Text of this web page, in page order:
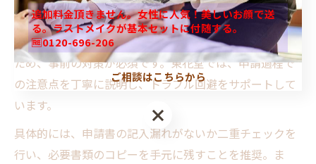
の遅れ、申請内容の誤りによるものです。これらは申請
が却下される原因となり、再申請に時間と労力がかかる
ため、事前の対策が必須です。東花堂では、申請過程で
の注意点を丁寧に説明し、トラブル回避をサポートして
います。
具体的には、申請書の記入漏れがないか二重チェックを
行い、必要書類のコピーを手元に残すことを推奨。ま
追加料金頂きません。女性に人気！美しいお顔で送
る。ラストメイクが基本セットに付随する。
🆓0120-696-206
ご相談はこちらから